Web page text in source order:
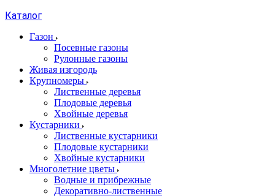
Каталог
Газон
Посевные газоны
Рулонные газоны
Живая изгородь
Крупномеры
Лиственные деревья
Плодовые деревья
Хвойные деревья
Кустарники
Лиственные кустарники
Плодовые кустарники
Хвойные кустарники
Многолетние цветы
Водные и прибрежные
Декоративно-лиственные